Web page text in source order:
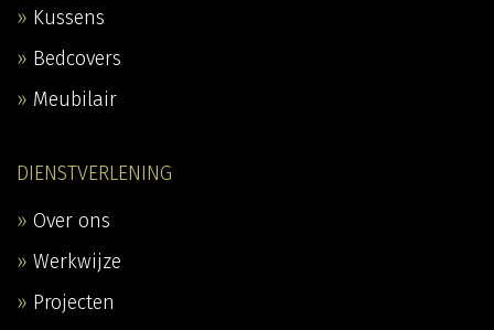
Kussens
Bedcovers
Meubilair
DIENSTVERLENING
Over ons
Werkwijze
Projecten